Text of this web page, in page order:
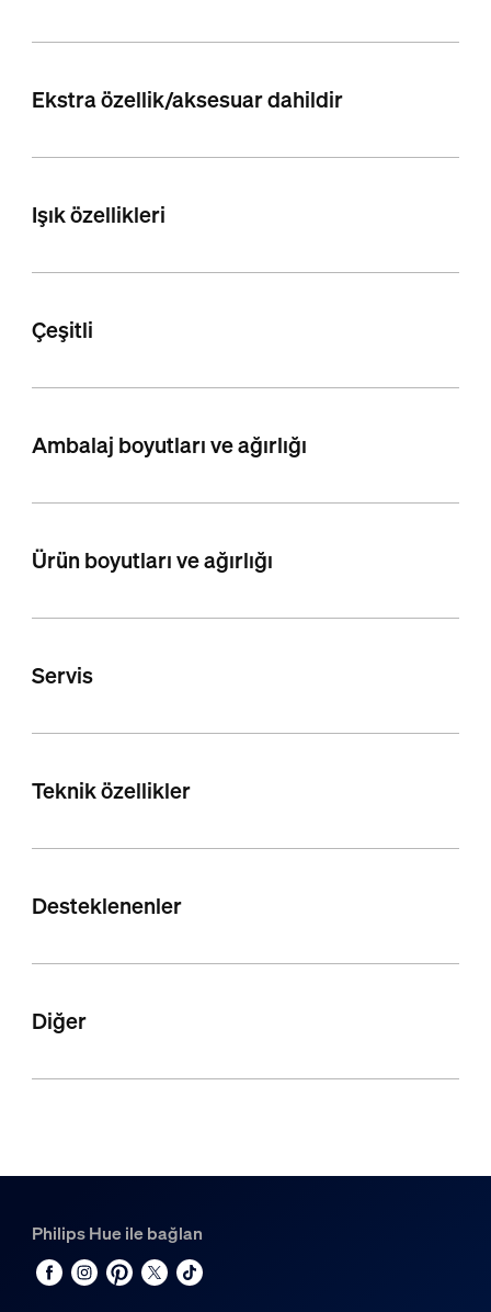
Ekstra özellik/aksesuar dahildir
Işık özellikleri
Çeşitli
Ambalaj boyutları ve ağırlığı
Ürün boyutları ve ağırlığı
Servis
Teknik özellikler
Desteklenenler
Diğer
Philips Hue ile bağlan